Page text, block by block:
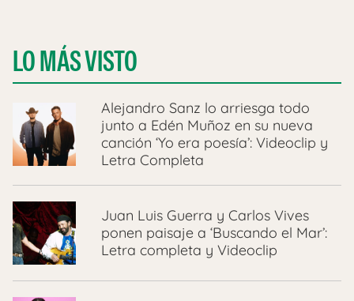
LO MÁS VISTO
Alejandro Sanz lo arriesga todo
junto a Edén Muñoz en su nueva
canción ‘Yo era poesía’: Videoclip y
Letra Completa
Juan Luis Guerra y Carlos Vives
ponen paisaje a ‘Buscando el Mar’:
Letra completa y Videoclip